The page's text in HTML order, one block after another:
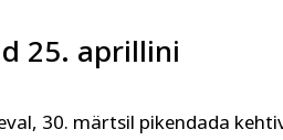
25. aprillini
30. märtsil pikendada